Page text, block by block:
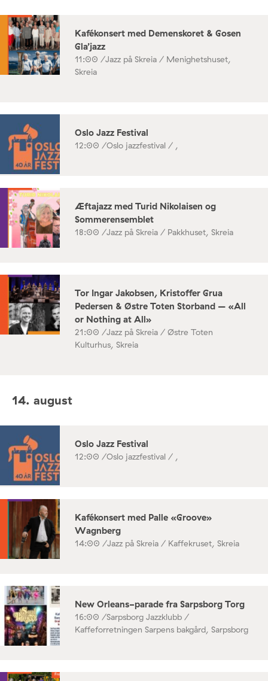
Kafékonsert med Demenskoret & Gosen
Gla’jazz
11:00 /Jazz på Skreia / Menighetshuset,
Skreia
Oslo Jazz Festival
12:00 /Oslo jazzfestival / ,
Æftajazz med Turid Nikolaisen og
Sommerensemblet
18:00 /Jazz på Skreia / Pakkhuset, Skreia
Tor Ingar Jakobsen, Kristoffer Grua
Pedersen & Østre Toten Storband – «All
or Nothing at All»
21:00 /Jazz på Skreia / Østre Toten
Kulturhus, Skreia
14. august
Oslo Jazz Festival
12:00 /Oslo jazzfestival / ,
Kafékonsert med Palle «Groove»
Wagnberg
14:00 /Jazz på Skreia / Kaffekruset, Skreia
New Orleans-parade fra Sarpsborg Torg
16:00 /Sarpsborg Jazzklubb /
Kaffeforretningen Sarpens bakgård, Sarpsborg